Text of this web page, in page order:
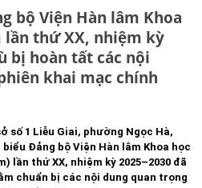
bộ Viện Hàn lâm Khoa
lần thứ XX, nhiệm kỳ
bị hoàn tất các nội
khai mạc chính
số 1 Liễu Giai, phường Ngọc Hà,
Đảng bộ Viện Hàn lâm Khoa học
lần thứ XX, nhiệm kỳ 2025–2030 đã
chuẩn bị các nội dung quan trọng